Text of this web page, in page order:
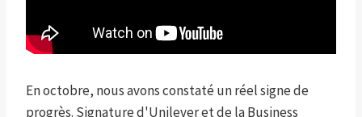
En octobre, nous avons constaté un réel signe de
progrès. Signature d'Unilever et de la Business